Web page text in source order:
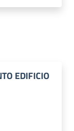
EDIFICIO